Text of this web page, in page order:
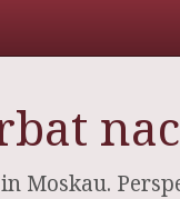
Moskau.